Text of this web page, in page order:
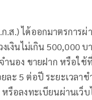
ส.) ได้ออกมาตรการผ่
งินไม่เกิน 500,000
ำนอง ขายฝาก หรือใช้
ละ 5 ต่อปี ระยะเวลา
รือลงทะเบียนผ่านเว็